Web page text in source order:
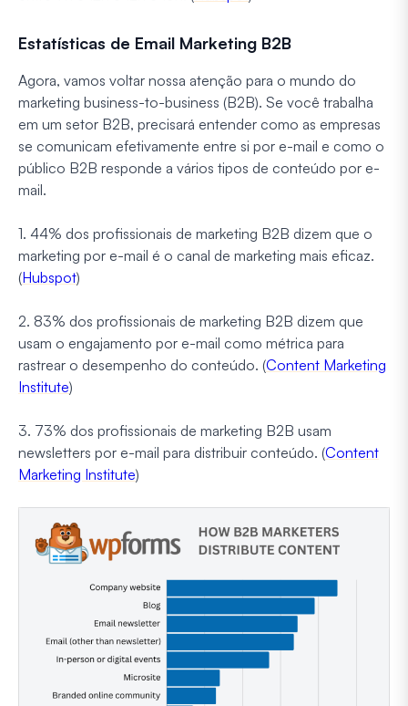
Estatísticas de Email Marketing B2B
Agora, vamos voltar nossa atenção para o mundo do
marketing business-to-business (B2B). Se você trabalha
em um setor B2B, precisará entender como as empresas
se comunicam efetivamente entre si por e-mail e como o
público B2B responde a vários tipos de conteúdo por e-
mail.
1. 44% dos profissionais de marketing B2B dizem que o
marketing por e-mail é o canal de marketing mais eficaz.
(Hubspot)
2. 83% dos profissionais de marketing B2B dizem que
usam o engajamento por e-mail como métrica para
rastrear o desempenho do conteúdo. (Content Marketing
Institute)
3. 73% dos profissionais de marketing B2B usam
newsletters por e-mail para distribuir conteúdo. (Content
Marketing Institute)